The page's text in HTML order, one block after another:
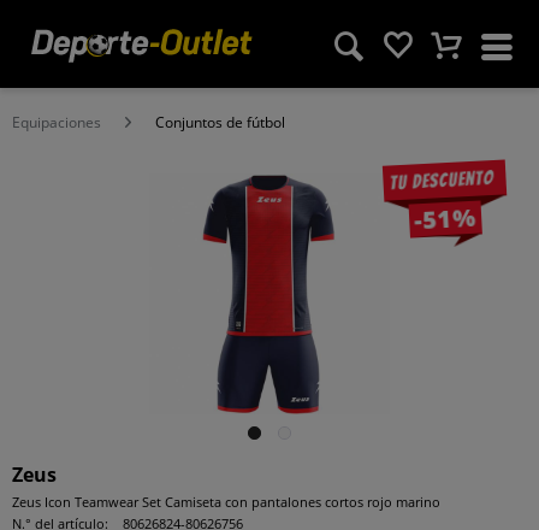
Equipaciones Conjuntos de fútbol
Tu descuento
-51%
Zeus
Zeus Icon Teamwear Set Camiseta con pantalones cortos rojo marino
N.° del artículo:
80626824-80626756